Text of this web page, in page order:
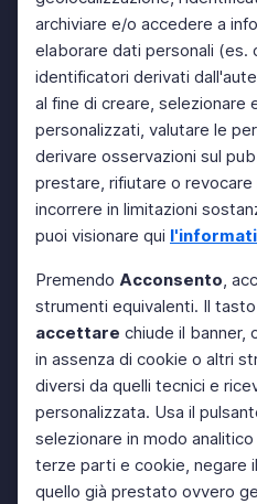
archiviare e/o accedere a
elaborare dati personali (es.
identificatori derivati
al fine di creare, selezionare
personalizzati, valutare le
derivare osservazioni sul
prestare, rifiutare o
incorrere in limitazioni
puoi visionare qui
Premendo Acconsento,
strumenti equivalenti. Il tasto
accettare chiude il banner,
in assenza di cookie o altri
diversi da quelli tecnici e
personalizzata. Usa il
selezionare in modo
terze parti e cookie, negare
quello già prestato ovvero